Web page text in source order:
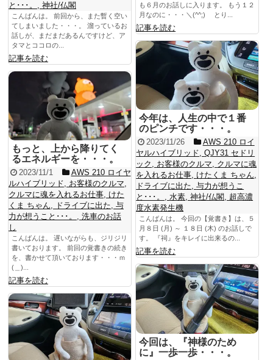
も６月のお話しに入ります。 もう１２
月なのに・・・＼(^^;)ゞ とり...
記事を読む
と･･･。 , 神社/仏閣
こんばんは。 前回から、また暫く空い
てしまいました・・・。 溜っているお
話しが、まだまだあるんですけど、ア
タマとココロの...
記事を読む
今年は、人生の中で１番
のピンチです・・・。
2023/11/26
AWS 210 ロイ
ヤルハイブリッド,QJY31 セドリ
ック , お客様のクルマ, クルマに魂
を入れるお仕事, けたくま ちゃん,
ドライブに出た,与力が想うこ
と･･･。 ,水素,神社/仏閣, 超高濃
度水素発生機
こんばんは。 今回の【覚書き】は、５
月８日 (月) ～ １８日 (木) のお話しで
す。 『祠』をキレイに出来るの...
記事を読む
もっと、上から降りてく
るエネルギーを・・・。
2023/11/1
AWS 210 ロイヤ
ルハイブリッド, お客様のクルマ,
クルマに魂を入れるお仕事, けた
くま ちゃん, ドライブに出た, 与
力が想うこと･･･。 , 洗車のお話
し
こんばんは。 遅いながらも、ジリジリ
書いております。 前回の覚書きの続き
を、書かせて頂いております・・・ｍ
(＿)...
記事を読む
今回は、『神様のため
に』一歩一歩・・・。